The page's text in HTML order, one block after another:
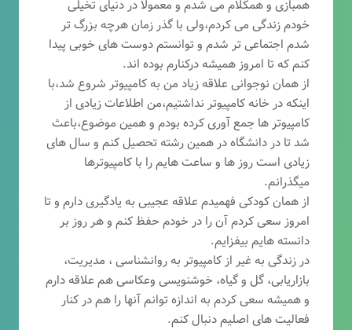
همبازی و همکلام می شدم و معمولا در دنیای تخیلی
خودم زندگی می کردم،ولی با گذر زمان هرچه بزرگ تر
شدم اجتماعی تر شدم و توانستم دوست های خوبی پیدا
کنم که تا امروز همیشه درکنارم بوده اند.
از همان نوجوانی علاقه زیاد من به کامپیوتر شروع شد،با
اینکه در خانه کامپیوتر نداشتیم،من اطلاعات زیادی از
کامپیوتر ها جمع آوری کرده بودم و همین موضوع،باعث
شد تا در دانشگاه در همین رشته تحصیل کنم و سال های
زیادی است روز ها و ساعت هایم را با کامپیوترها
میگذرانم.
از همان کودکی فهمیدم علاقه عجیبی به یادگیری دارم و تا
امروز سعی کردم آن را در خودم حفظ کنم و هر روز بر
دانسته هایم بیفزایم.
در زندگی به غیر از کامپیوتر به روانشناسی ، مدیریت،
بازاریابی، گل و گیاه، خوشنویسی وعکاسی هم علاقه دارم
و همیشه سعی کردم به اندازه توانم آنها را هم در کنار
فعالیت های اصلیم دنبال کنم.